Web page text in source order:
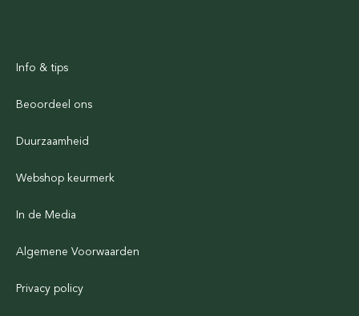
Info & tips
Beoordeel ons
Duurzaamheid
Webshop keurmerk
In de Media
Algemene Voorwaarden
Privacy policy